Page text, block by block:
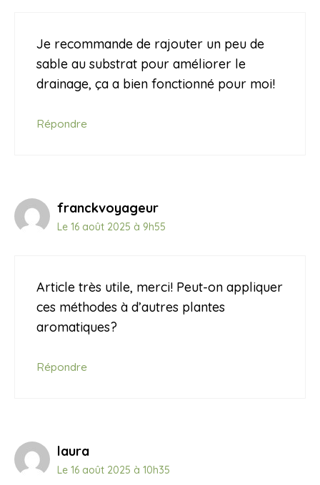
Je recommande de rajouter un peu de
sable au substrat pour améliorer le
drainage, ça a bien fonctionné pour moi!
Répondre
franckvoyageur
Le 16 août 2025 à 9h55
Article très utile, merci! Peut-on appliquer
ces méthodes à d’autres plantes
aromatiques?
Répondre
laura
Le 16 août 2025 à 10h35